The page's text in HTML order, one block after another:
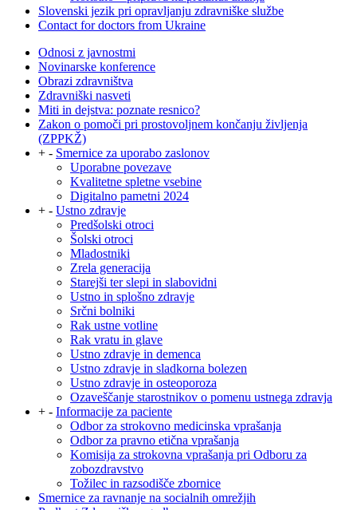
Slovenski jezik pri opravljanju zdravniške službe
Contact for doctors from Ukraine
Odnosi z javnostmi
Novinarske konference
Obrazi zdravništva
Zdravniški nasveti
Miti in dejstva: poznate resnico?
Zakon o pomoči pri prostovoljnem končanju življenja
(ZPPKŽ)
+ - Smernice za uporabo zaslonov
Uporabne povezave
Kvalitetne spletne vsebine
Digitalno pametni 2024
+ - Ustno zdravje
Predšolski otroci
Šolski otroci
Mladostniki
Zrela generacija
Starejši ter slepi in slabovidni
Ustno in splošno zdravje
Srčni bolniki
Rak ustne votline
Rak vratu in glave
Ustno zdravje in demenca
Ustno zdravje in sladkorna bolezen
Ustno zdravje in osteoporoza
Ozaveščanje starostnikov o pomenu ustnega zdravja
+ - Informacije za paciente
Odbor za strokovno medicinska vprašanja
Odbor za pravno etična vprašanja
Komisija za strokovna vprašanja pri Odboru za
zobozdravstvo
Tožilec in razsodišče zbornice
Smernice za ravnanje na socialnih omrežjih